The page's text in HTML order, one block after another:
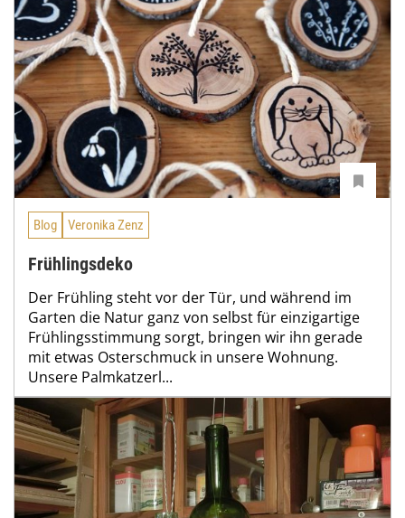
Blog Veronika Zenz
Frühlingsdeko
Der Frühling steht vor der Tür, und während im
Garten die Natur ganz von selbst für einzigartige
Frühlingsstimmung sorgt, bringen wir ihn gerade
mit etwas Osterschmuck in unsere Wohnung.
Unsere Palmkatzerl...